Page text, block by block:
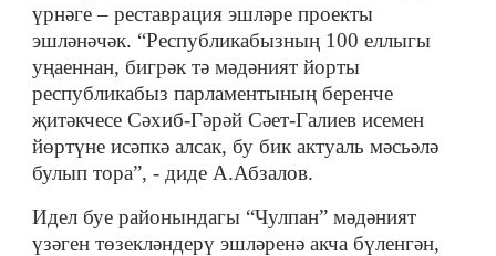
үрнәге – реставрация эшләре проекты
эшләнәчәк. “Республикабызның 100 еллыгы
уңаеннан, бигрәк тә мәдәният йорты
республикабыз парламентының беренче
җитәкчесе Сәхиб-Гәрәй Сәет-Галиев исемен
йөртүне исәпкә алсак, бу бик актуаль мәсьәлә
булып тора”, - диде А.Абзалов.
Идел буе районындагы “Чулпан” мәдәният
үзәген төзекләндерү эшләренә акча бүленгән,